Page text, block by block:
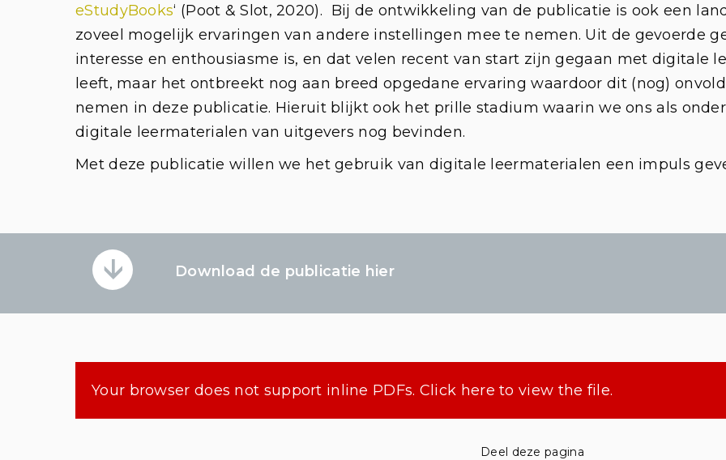
eStudyBooks‘ (Poot & Slot, 2020). Bij de ontwikkeling van de publicatie is ookeen
zoveel mogelijk ervaringen van andere instellingen mee te nemen. Uit de gevoerde
interesse en enthousiasme is, en dat velen recent van start zijn gegaan met digitale
leeft, maar het ontbreekt nog aan breed opgedane ervaring waardoor dit (nog)
nemen in deze publicatie. Hieruit blijkt ook het prille stadium waarin we ons als
digitale leermaterialen van uitgevers nog bevinden.
Met deze publicatie willen we het gebruik van digitale leermaterialen een impuls
Download de publicatie hier
Your browser does not support inline PDFs. Click here to view the file.
Deel deze pagina